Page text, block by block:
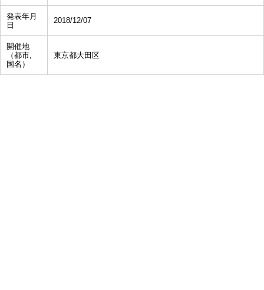
発表年月
日
2018/12/07
開催地
（都市,
国名）
東京都大田区